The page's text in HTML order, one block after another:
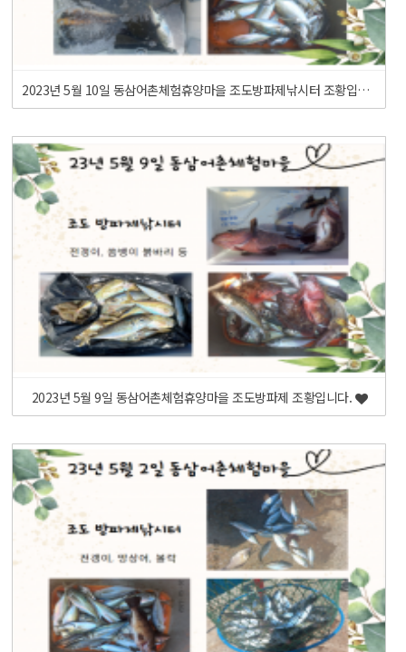
2023년 5월 10일 동삼어촌체험휴양마을 조도방파제낚시터 조황입니다.
2023년 5월 9일 동삼어촌체험휴양마을 조도방파제 조황입니다.